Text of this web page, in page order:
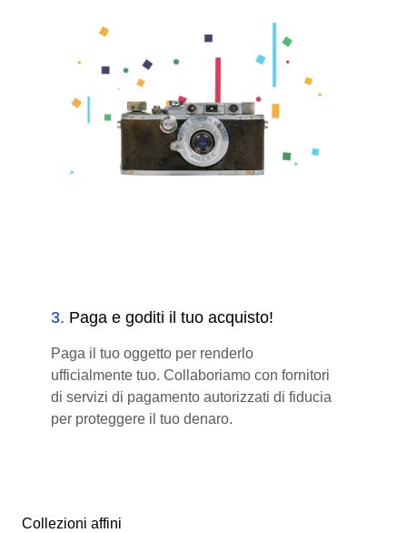
3. Paga e goditi il tuo acquisto!
Paga il tuo oggetto per renderlo
ufficialmente tuo. Collaboriamo con fornitori
di servizi di pagamento autorizzati di fiducia
per proteggere il tuo denaro.
Collezioni affini